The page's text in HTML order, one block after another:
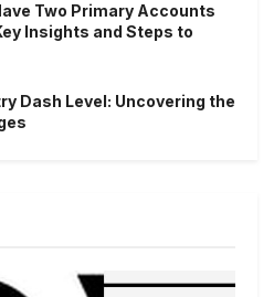
Two Primary Accounts
Insights and Steps to
Dash Level: Uncovering the